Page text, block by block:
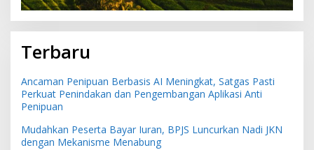
Terbaru
Ancaman Penipuan Berbasis AI Meningkat, Satgas Pasti
Perkuat Penindakan dan Pengembangan Aplikasi Anti
Penipuan
Mudahkan Peserta Bayar Iuran, BPJS Luncurkan Nadi JKN
dengan Mekanisme Menabung